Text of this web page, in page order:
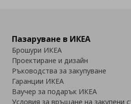
Пазаруване в ИКЕА
Брошури ИКЕА
Проектиране и дизайн
Ръководства за закупуване
Гаранции ИКЕА
Ваучер за подарък ИКЕА
Условия за връщане на закупени